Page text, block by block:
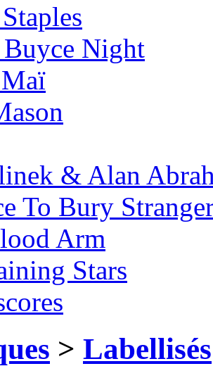
Buyce Night
& Alan
To Bury
Arm
Stars
> Labellisés